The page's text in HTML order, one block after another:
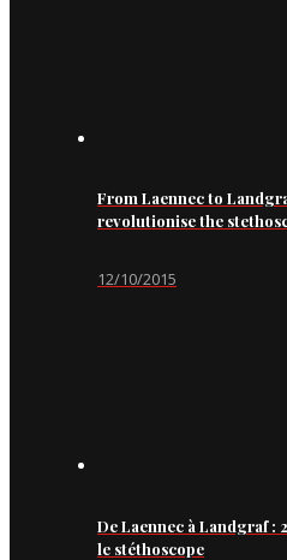
From Laennec to
revolutionise the
12/10/2015
De Laennec à Landgraf
le stéthoscope